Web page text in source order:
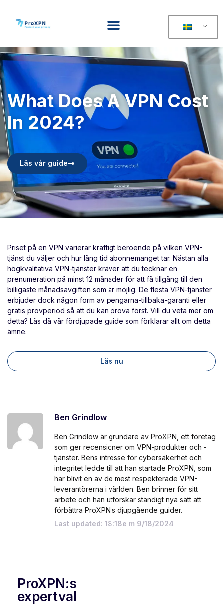
What Does A VPN Cost
In 2024?
Läs vår guide
Priset på en VPN varierar kraftigt beroende på vilken VPN-
tjänst du väljer och hur lång tid abonnemanget tar. Nästan alla
högkvalitativa VPN-tjänster kräver att du tecknar en
prenumeration på minst 12 månader för att få tillgång till den
billigaste månadsavgiften som är möjlig. De flesta VPN-tjänster
erbjuder dock någon form av pengarna-tillbaka-garanti eller
gratis provperiod så att du kan prova först. Vill du veta mer om
detta? Läs då vår fördjupade guide som förklarar allt om detta
ämne.
Läs nu
Ben Grindlow
Ben Grindlow är grundare av ProXPN, ett företag
som ger recensioner om VPN-produkter och -
tjänster. Bens intresse för cybersäkerhet och
integritet ledde till att han startade ProXPN, som
har blivit en av de mest respekterade VPN-
leverantörerna i världen. Ben brinner för sitt
arbete och han utforskar ständigt nya sätt att
förbättra ProXPN:s djupgående guider.
Last updated: 18:18e m 9/18/2024
ProXPN:s
expertval